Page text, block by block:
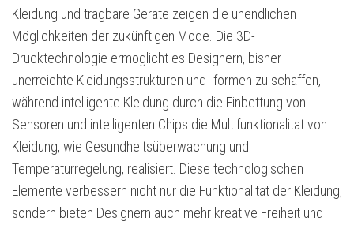
Kleidung und tragbare Geräte zeigen die unendlichen
Möglichkeiten der zukünftigen Mode. Die 3D-
Drucktechnologie ermöglicht es Designern, bisher
unerreichte Kleidungsstrukturen und -formen zu schaffen,
während intelligente Kleidung durch die Einbettung von
Sensoren und intelligenten Chips die Multifunktionalität von
Kleidung, wie Gesundheitsüberwachung und
Temperaturregelung, realisiert. Diese technologischen
Elemente verbessern nicht nur die Funktionalität der Kleidung,
sondern bieten Designern auch mehr kreative Freiheit und